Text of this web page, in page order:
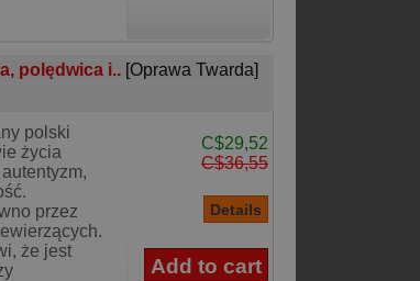
polędwica i.. [Oprawa Twarda]
polski
życia
przez
że jest
C$29,52
C$36,55